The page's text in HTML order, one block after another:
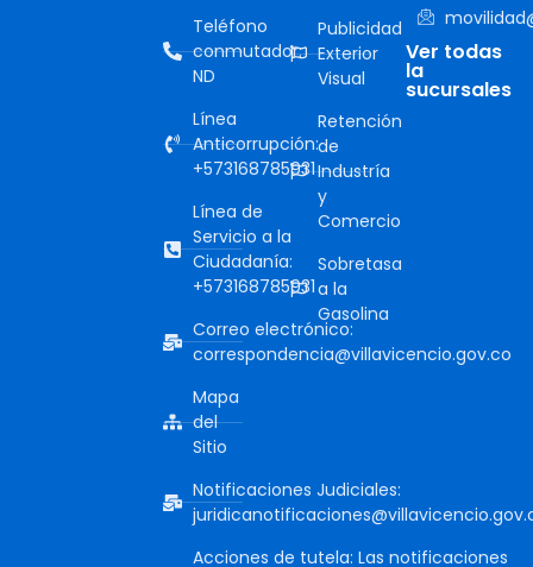
Teléfono
conmutador:
ND
Línea
Anticorrupción:
+573168785931
Línea de
Servicio a la
Ciudadanía:
+573168785931
Correo electrónico:
correspondencia@villavicencio.gov.co
Mapa
del
Sitio
Notificaciones Judiciales:
Acciones de tutela: Las notificaciones
Publicidad
Exterior
Visual
Retención
de
Industría
y
Comercio
Sobretasa
a la
Gasolina
Ver todas
la
sucursales